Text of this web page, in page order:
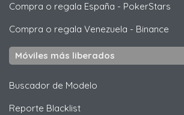
Compra o regala España - PokerStars
Compra o regala Venezuela - Binance
Móviles más liberados
Buscador de Modelo
Reporte Blacklist